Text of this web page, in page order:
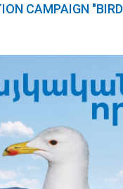
CAMPAIGN